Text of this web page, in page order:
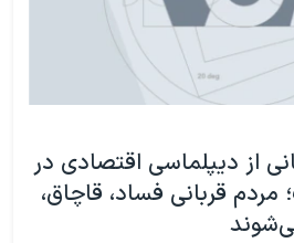
از دیپلماسی اقتصادی در
قربانی فساد، قاچاق،